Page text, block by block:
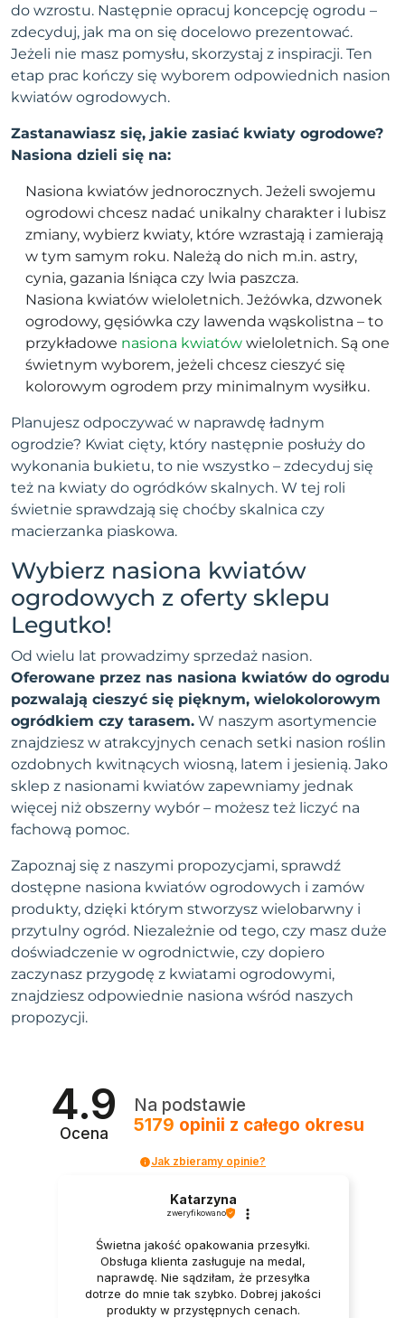
do wzrostu. Następnie opracuj koncepcję ogrodu –
zdecyduj, jak ma on się docelowo prezentować.
Jeżeli nie masz pomysłu, skorzystaj z inspiracji. Ten
etap prac kończy się wyborem odpowiednich nasion
kwiatów ogrodowych.
Zastanawiasz się, jakie zasiać kwiaty ogrodowe?
Nasiona dzieli się na:
Nasiona kwiatów jednorocznych. Jeżeli swojemu
ogrodowi chcesz nadać unikalny charakter i lubisz
zmiany, wybierz kwiaty, które wzrastają i zamierają
w tym samym roku. Należą do nich m.in. astry,
cynia, gazania lśniąca czy lwia paszcza.
Nasiona kwiatów wieloletnich. Jeżówka, dzwonek
ogrodowy, gęsiówka czy lawenda wąskolistna – to
przykładowe nasiona kwiatów wieloletnich. Są one
świetnym wyborem, jeżeli chcesz cieszyć się
kolorowym ogrodem przy minimalnym wysiłku.
Planujesz odpoczywać w naprawdę ładnym
ogrodzie? Kwiat cięty, który następnie posłuży do
wykonania bukietu, to nie wszystko – zdecyduj się
też na kwiaty do ogródków skalnych. W tej roli
świetnie sprawdzają się choćby skalnica czy
macierzanka piaskowa.
Wybierz nasiona kwiatów
ogrodowych z oferty sklepu
Legutko!
Od wielu lat prowadzimy sprzedaż nasion.
Oferowane przez nas nasiona kwiatów do ogrodu
pozwalają cieszyć się pięknym, wielokolorowym
ogródkiem czy tarasem. W naszym asortymencie
znajdziesz w atrakcyjnych cenach setki nasion roślin
ozdobnych kwitnących wiosną, latem i jesienią. Jako
sklep z nasionami kwiatów zapewniamy jednak
więcej niż obszerny wybór – możesz też liczyć na
fachową pomoc.
Zapoznaj się z naszymi propozycjami, sprawdź
dostępne nasiona kwiatów ogrodowych i zamów
produkty, dzięki którym stworzysz wielobarwny i
przytulny ogród. Niezależnie od tego, czy masz duże
doświadczenie w ogrodnictwie, czy dopiero
zaczynasz przygodę z kwiatami ogrodowymi,
znajdziesz odpowiednie nasiona wśród naszych
propozycji.
4.9
Ocena
Na podstawie
5179 opinii z całego okresu
Jak zbieramy opinie?
Katarzyna
zweryfikowano
Świetna jakość opakowania przesyłki.
Obsługa klienta zasługuje na medal,
naprawdę. Nie sądziłam, że przesyłka
dotrze do mnie tak szybko. Dobrej jakości
produkty w przystępnych cenach.